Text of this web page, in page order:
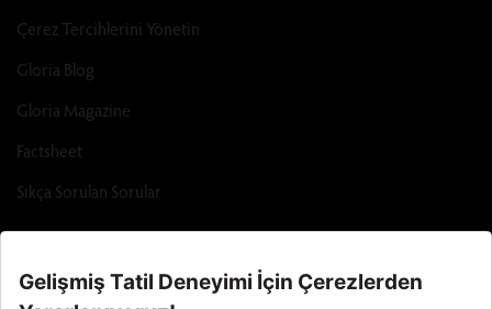
Çerez Tercihlerini Yönetin
Gloria Blog
Gloria Magazine
Factsheet
Sıkça Sorulan Sorular